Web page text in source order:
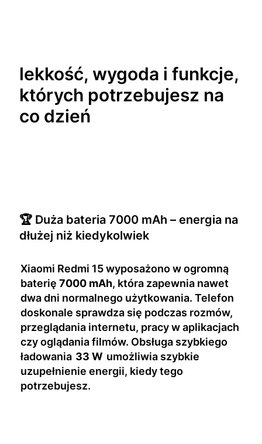
lekkość, wygoda i funkcje,
których potrzebujesz na
co dzień
🏆 Duża bateria 7000 mAh – energia na
dłużej niż kiedykolwiek
Xiaomi Redmi 15 wyposażono w ogromną
baterię 7000 mAh, która zapewnia nawet
dwa dni normalnego użytkowania. Telefon
doskonale sprawdza się podczas rozmów,
przeglądania internetu, pracy w aplikacjach
czy oglądania filmów. Obsługa szybkiego
ładowania 33 W umożliwia szybkie
uzupełnienie energii, kiedy tego
potrzebujesz.